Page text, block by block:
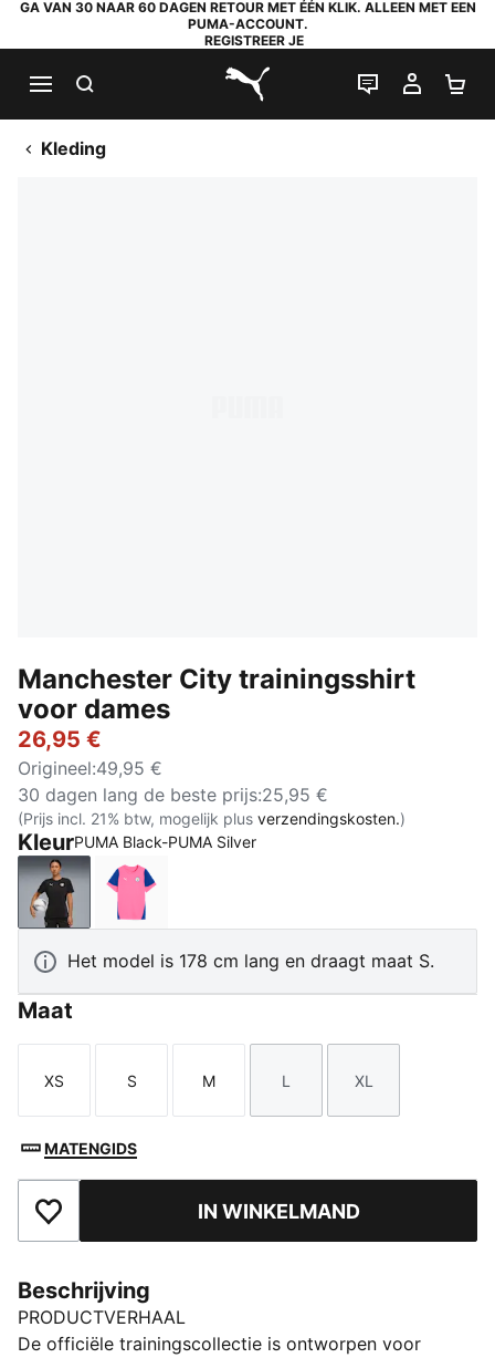
GA VAN 30 NAAR 60 DAGEN RETOUR MET ÉÉN KLIK. ALLEEN MET EEN
PUMA-ACCOUNT.
REGISTREER JE
PUMA.com
LIVE CHAT
MIJN
Kleding
Manchester City trainingsshirt
voor dames
26,95 €
Origineel:49,95 €
30 dagen lang de beste prijs:25,95 €
(Prijs incl. 21% btw, mogelijk plus verzendingskosten.)
KleurPUMA Black-PUMA Silver
PUMA Black-PUMA Silver
Fluro Pink Pes-Vivid Blue
Het model is 178 cm lang en draagt maat S.
Maat
Maat
XS
Maat
S
Maat
M
Maat
L
Maat
XL
MATENGIDS
Toegevoegd aan favorietenIN WINKELMAND
Beschrijving
PRODUCTVERHAAL
De officiële trainingscollectie is ontworpen voor